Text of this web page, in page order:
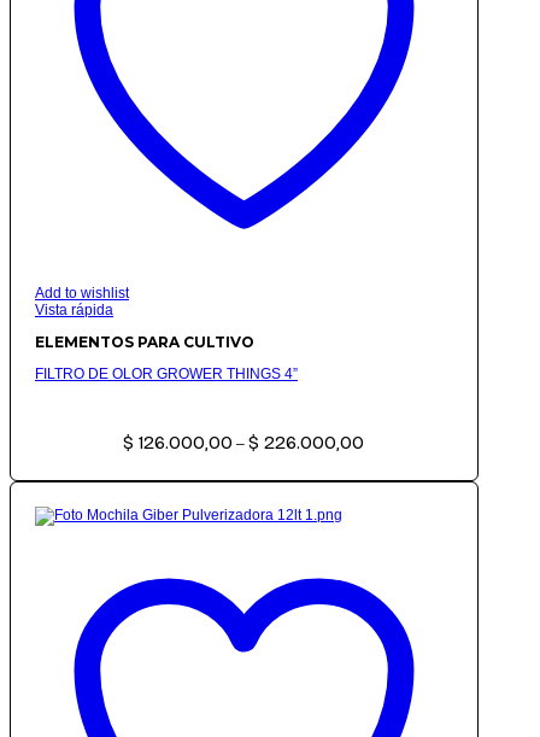
Add to wishlist
Vista rápida
ELEMENTOS PARA CULTIVO
FILTRO DE OLOR GROWER THINGS 4”
$ 126.000,00 – $ 226.000,00